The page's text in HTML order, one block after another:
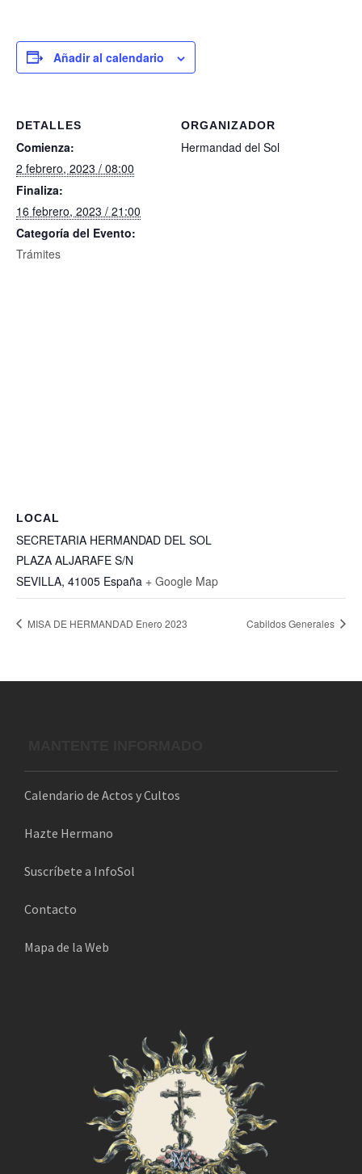
Añadir al calendario
DETALLES
Comienza:
2 febrero, 2023 / 08:00
Finaliza:
16 febrero, 2023 / 21:00
Categoría del Evento:
Trámites
ORGANIZADOR
Hermandad del Sol
LOCAL
SECRETARIA HERMANDAD DEL SOL
PLAZA ALJARAFE S/N
SEVILLA, 41005 España + Google Map
MISA DE HERMANDAD Enero 2023 Cabildos Generales
Calendario de Actos y Cultos
Hazte Hermano
Suscríbete a InfoSol
Contacto
Mapa de la Web